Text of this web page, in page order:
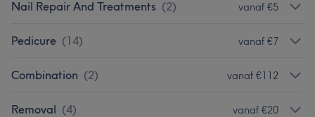
Nail Repair And Treatments (2) vanaf €5
Pedicure (14) vanaf €7
Combination (2) vanaf €112
Removal (4) vanaf €20